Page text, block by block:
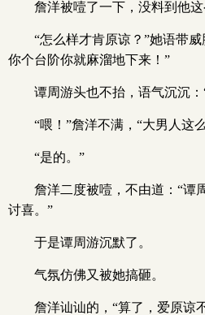
詹洋被噎了一下，没料到他这
“怎么样才肯原谅？”她语带
你个台阶你就麻溜地下来！”
谭周游头也不抬，语气沉沉
“喂！”詹洋不满，“大男人这
“是的。”
詹洋二度被噎，不由道：“谭
讨喜。”
于是谭周游沉默了。
气氛仿佛又被她搞砸。
詹洋讪讪的，“算了，爱原谅